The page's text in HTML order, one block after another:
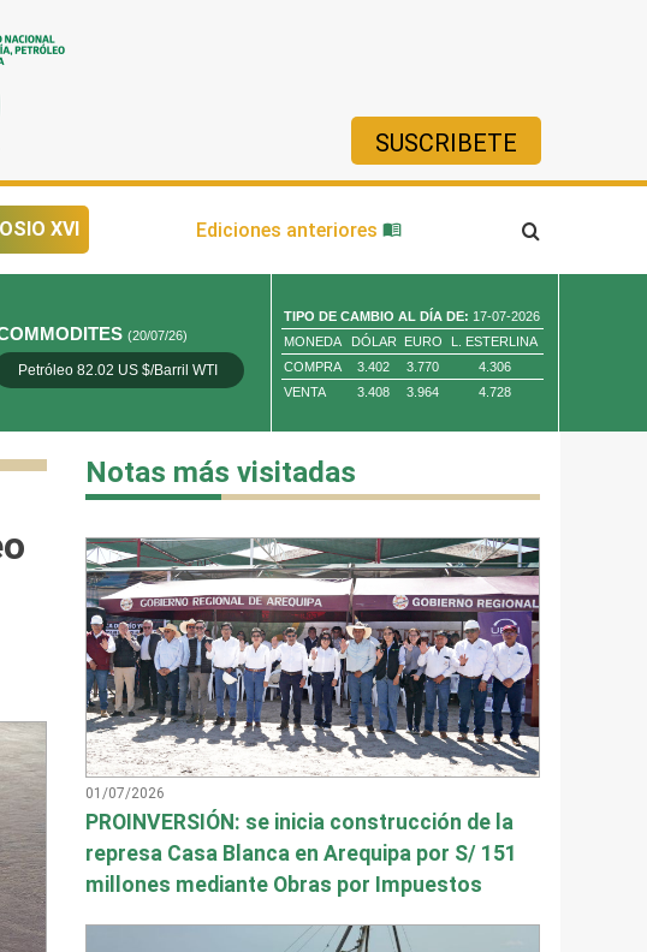
SUSCRIBETE
XVI Ediciones anteriores
(20/07/26)
Petróleo 82.02 US $/Barril WTI Oro 4,010.80 US $/ Oz. Tr.
TIPO DE CAMBIO AL DÍA DE: 17-07-2026
MONEDA
DÓLAR EURO
L. ESTERLINA
COMPRA
3.402 3.770
4.306
VENTA
3.408 3.964 4.728
Notas más visitadas
01/07/2026
PROINVERSIÓN: se inicia construcción de la
represa Casa Blanca en Arequipa por S/ 151
millones mediante Obras por Impuestos